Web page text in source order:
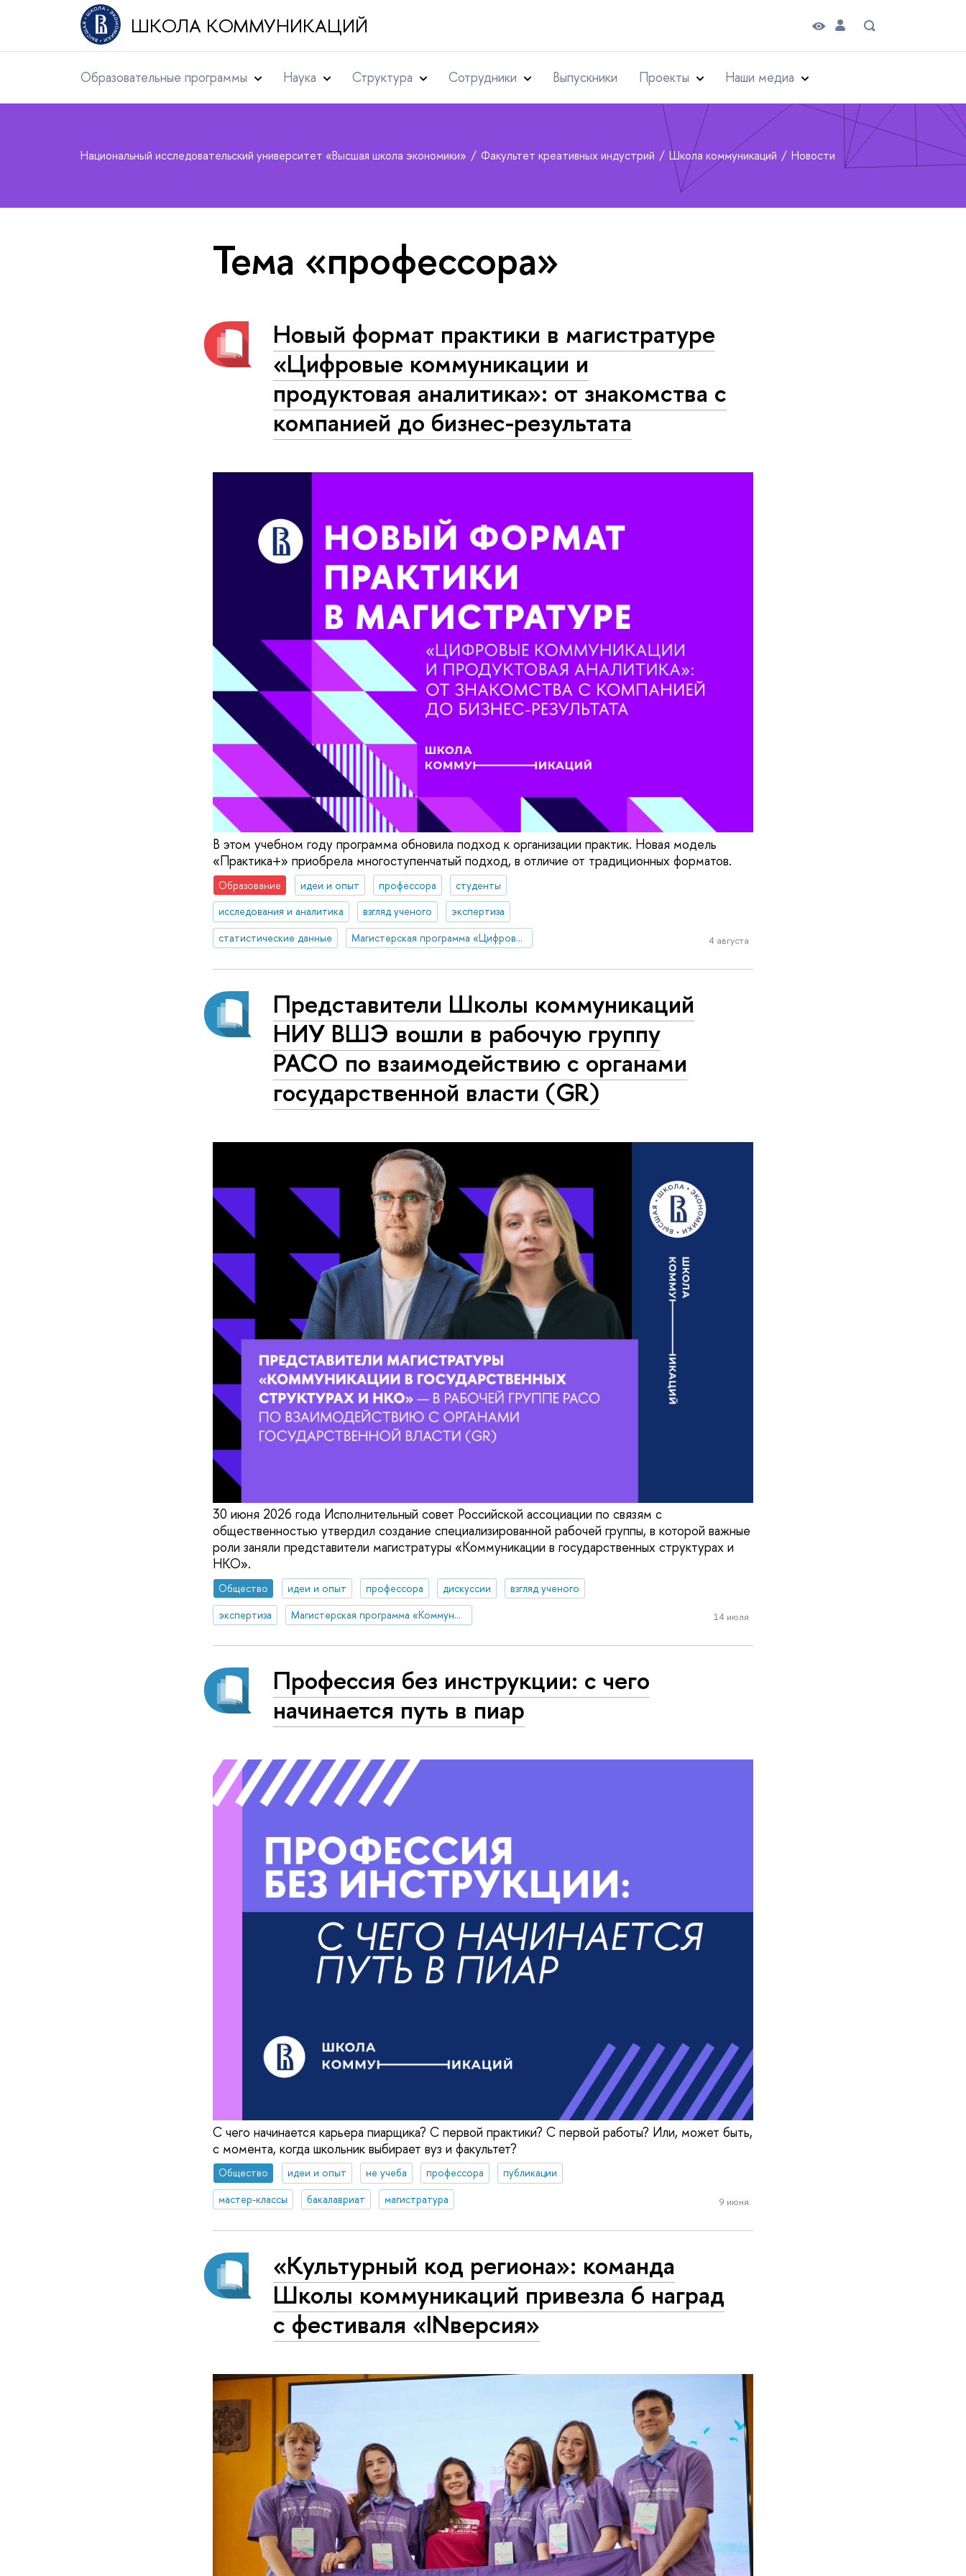
ШКОЛА КОММУНИКАЦИЙ
Образовательные программы Наука Структура Сотрудники Выпускники Проекты Наши медиа
Национальный исследовательский университет «Высшая школа экономики» Факультет креативных индустрий Школа коммуникаций Новости
Тема «профессора»
Новый формат практики в магистратуре
«Цифровые коммуникации и
продуктовая аналитика»: от знакомства с
компанией до бизнес-результата
В этом учебном году программа обновила подход к организации практик. Новая модель
«Практика+» приобрела многоступенчатый подход, в отличие от традиционных форматов.
Образование идеи и опыт профессора
студенты
исследования и аналитика
взгляд ученого
экспертиза
статистические данные
Магистерская программа «Цифровые коммуникации и продуктовая аналитика» 4 августа
Представители Школы коммуникаций
НИУ ВШЭ вошли в рабочую группу
РАСО по взаимодействию с органами
государственной власти (GR)
30 июня 2026 года Исполнительный совет Российской ассоциации по связям с
общественностью утвердил создание специализированной рабочей группы, в которой важные
роли заняли представители магистратуры «Коммуникации в государственных структурах и
НКО».
Общество идеи и опыт профессора дискуссии
взгляд ученого
экспертиза
Магистерская программа «Коммуникации в государственных структурах и НКО» 14 июля
Профессия без инструкции: с чего
начинается путь в пиар
С чего начинается карьера пиарщика? С первой практики? С первой работы? Или, может быть,
с момента, когда школьник выбирает вуз и факультет?
Общество идеи и опыт не учеба профессора
публикации
мастер-классы
бакалавриат магистратура 9 июня
«Культурный код региона»: команда
Школы коммуникаций привезла 6 наград
с фестиваля «INверсия»